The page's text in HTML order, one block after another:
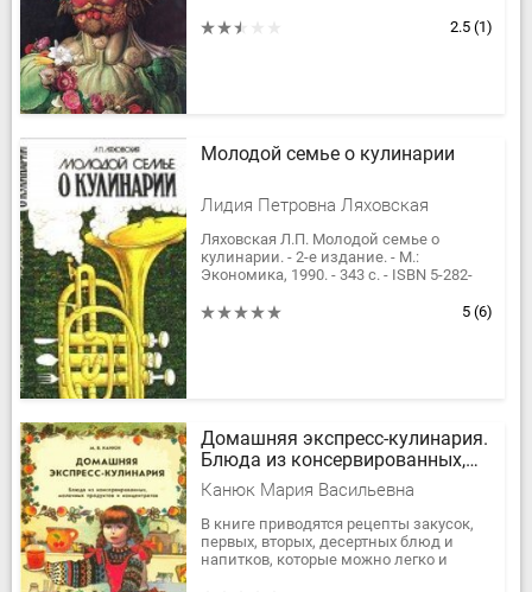
Горин в этой книге предстает перед2.5 (1)
Молодой семье о кулинарии
Лидия Петровна Ляховская
Ляховская Л.П. Молодой семье о
кулинарии. - 2-е издание. - М.:
Экономика, 1990. - 343 с. - ISBN 5-282-
доверительной и образной форме,... 5 (6)
Домашняя экспресс-кулинария.
Блюда из консервированных,
молочных продуктов и
концентратов
Канюк Мария Васильевна
В книге приводятся рецепты закусок,
первых, вторых, десертных блюд и
напитков, которые можно легко и